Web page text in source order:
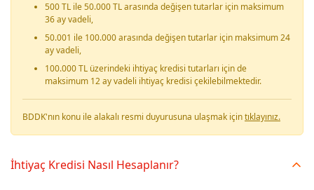
500 TL ile 50.000 TL arasında değişen tutarlar için maksimum
36 ay vadeli,
50.001 ile 100.000 arasında değişen tutarlar için maksimum 24
ay vadeli,
100.000 TL üzerindeki ihtiyaç kredisi tutarları için de
maksimum 12 ay vadeli ihtiyaç kredisi çekilebilmektedir.
BDDK'nın konu ile alakalı resmi duyurusuna ulaşmak içintıklayınız.
İhtiyaç Kredisi Nasıl Hesaplanır?